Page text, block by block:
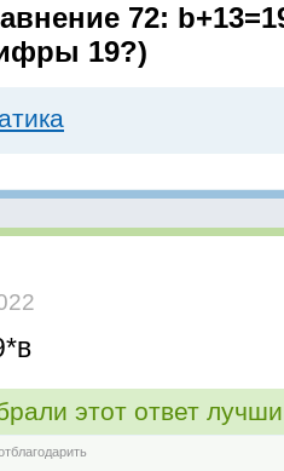
72:
19?)
этот ответ